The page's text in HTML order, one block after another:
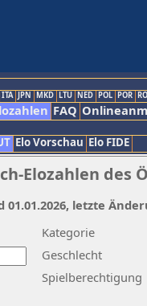
ITA JPN MKD LTU NED POL POR
FAQ
Elo Vorschau Elo FIDE
Elozahlen des
Kategorie
Geschlecht
Spielberechtigung
01.01.2026, letzte